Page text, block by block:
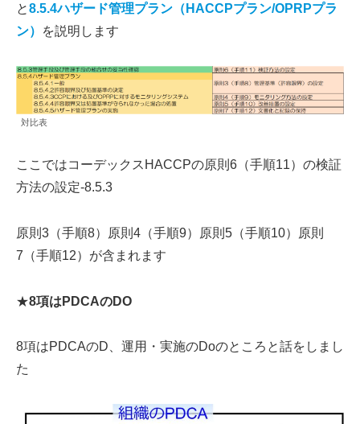
と8.5.4ハザード管理プラン（HACCPプラン/OPRPプラ
ン）
を説明します
対比表
ここではコーデックスHACCPの原則6（手順11）の検証
方法の設定-8.5.3
原則3（手順8）原則4（手順9）原則5（手順10）原則
7（手順12）が含まれます
★8項はPDCAのDO
8項はPDCAのD、運用・実施のDoのところと話をしまし
た